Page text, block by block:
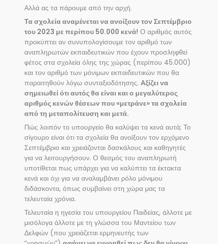
Αλλά ας τα πάρουμε από την αρχή.
Τα σχολεία αναμένεται να ανοίξουν τον Σεπτέμβριο
του 2023 με περίπου 50.000 κενά! Ο αριθμός αυτός
προκύπτει αν συνυπολογίσουμε τον αριθμό των
αναπληρωτών εκπαιδευτικών που έχουν προσληφθεί
φέτος στα σχολεία όλης της χώρας (περίπου 45.000)
και τον αριθμό των μόνιμων εκπαιδευτικών που θα
παραιτηθούν λόγω συνταξιοδότησης. Αξίζει να
σημειωθεί ότι αυτός θα είναι και ο μεγαλύτερος
αριθμός κενών θέσεων που «μετράνε» τα σχολεία
από τη μεταπολίτευση και μετά.
Πώς λοιπόν το υπουργείο θα καλύψει τα κενά αυτά; Το
σίγουρο είναι ότι τα σχολεία θα ανοίξουν τον ερχόμενο
Σεπτέμβριο και χρειάζονται δασκάλους και καθηγητές
για να λειτουργήσουν. Ο θεσμός του αναπληρωτή
υποτίθεται πως υπάρχει για να καλύπτει τα έκτακτα
κενά και όχι για να αναλαμβάνει ρόλο μόνιμου
διδάσκοντα, όπως συμβαίνει στη χώρα μας τα
τελευταία χρόνια.
Τελευταία η ηγεσία του υπουργείου Παιδείας, άλλοτε με
μισόλογα άλλοτε με τη γλώσσα του Μαντείου των
Δελφών (που χρειάζεται ερμηνευτής των